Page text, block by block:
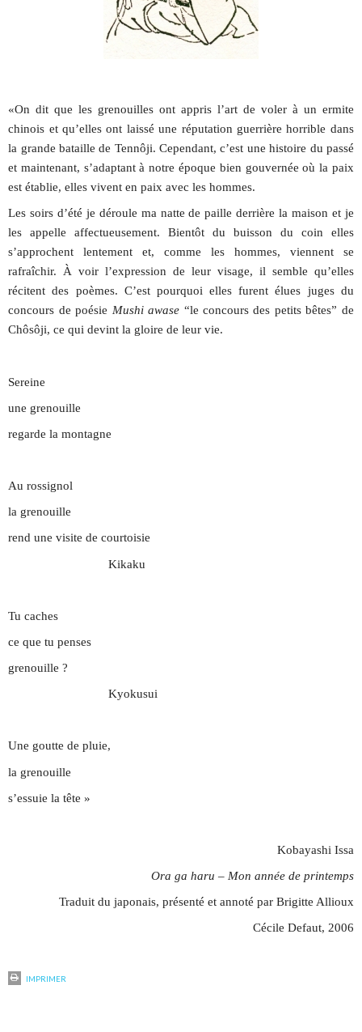
«On dit que les grenouilles ont appris l’art de voler à un ermite
chinois et qu’elles ont laissé une réputation guerrière horrible dans
la grande bataille de Tennôji. Cependant, c’est une histoire du passé
et maintenant, s’adaptant à notre époque bien gouvernée où la paix
est établie, elles vivent en paix avec les hommes.
Les soirs d’été je déroule ma natte de paille derrière la maison et je
les appelle affectueusement. Bientôt du buisson du coin elles
s’approchent lentement et, comme les hommes, viennent se
rafraîchir. À voir l’expression de leur visage, il semble qu’elles
récitent des poèmes. C’est pourquoi elles furent élues juges du
concours de poésie Mushi awase “le concours des petits bêtes” de
Chôsôji, ce qui devint la gloire de leur vie.
Sereine
une grenouille
regarde la montagne
Au rossignol
la grenouille
rend une visite de courtoisie
Kikaku
Tu caches
ce que tu penses
grenouille ?
Kyokusui
Une goutte de pluie,
la grenouille
s’essuie la tête »
Kobayashi Issa
Ora ga haru – Mon année de printemps
Traduit du japonais, présenté et annoté par Brigitte Allioux
Cécile Defaut, 2006
IMPRIMER